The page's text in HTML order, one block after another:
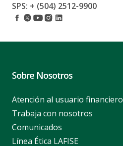
SPS: + (504) 2512-9900
Sobre Nosotros
Atención al usuario financiero
Trabaja con nosotros
Comunicados
Línea Ética LAFISE